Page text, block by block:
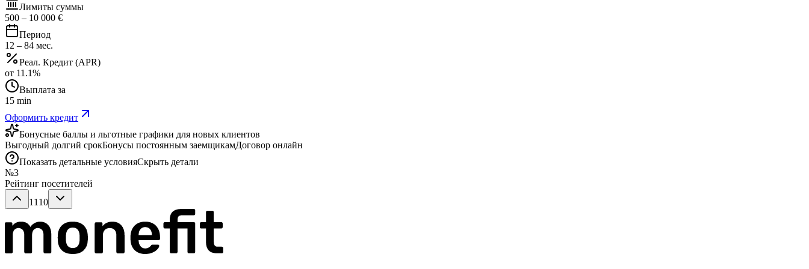
Лимиты суммы
500 – 10 000 €
Период
12 – 84 мес.
Реал. Кредит (APR)
от 11.1%
Выплата за
15 min
Оформить кредит
Бонусные баллы и льготные графики для новых клиентов
Выгодный долгий срокБонусы постоянным заемщикамДоговор онлайн
Показать детальные условияСкрыть детали
№3
Рейтинг посетителей
1110